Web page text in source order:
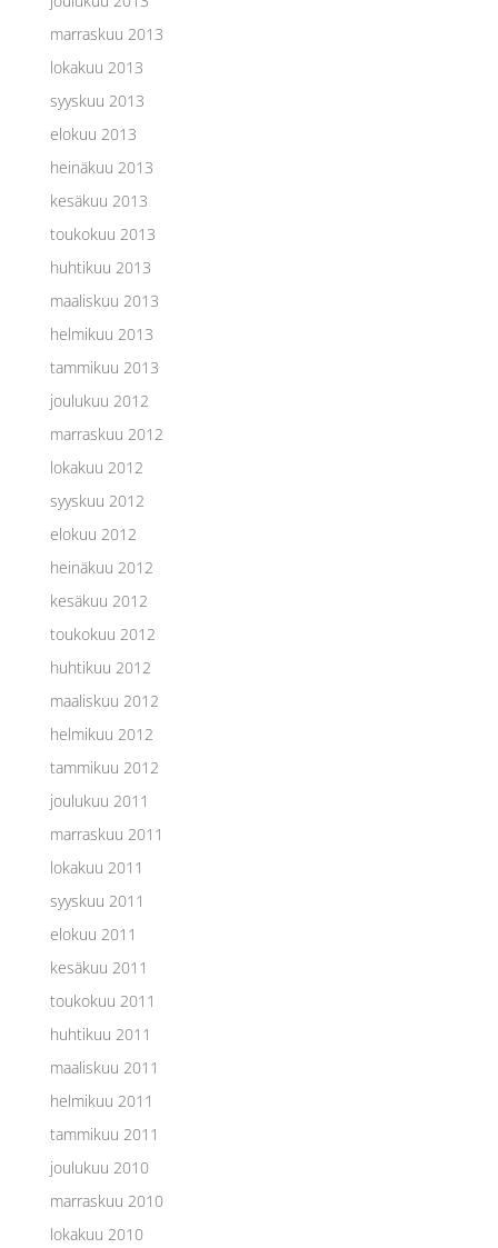
marraskuu 2013
lokakuu 2013
syyskuu 2013
elokuu 2013
heinäkuu 2013
kesäkuu 2013
toukokuu 2013
huhtikuu 2013
maaliskuu 2013
helmikuu 2013
tammikuu 2013
joulukuu 2012
marraskuu 2012
lokakuu 2012
syyskuu 2012
elokuu 2012
heinäkuu 2012
kesäkuu 2012
toukokuu 2012
huhtikuu 2012
maaliskuu 2012
helmikuu 2012
tammikuu 2012
joulukuu 2011
marraskuu 2011
lokakuu 2011
syyskuu 2011
elokuu 2011
kesäkuu 2011
toukokuu 2011
huhtikuu 2011
maaliskuu 2011
helmikuu 2011
tammikuu 2011
joulukuu 2010
marraskuu 2010
lokakuu 2010